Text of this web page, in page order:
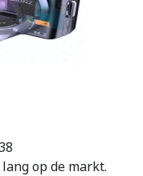
op de markt.